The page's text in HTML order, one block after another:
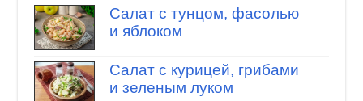
Салат с тунцом, фасолью
и яблоком
Салат с курицей, грибами
и зеленым луком